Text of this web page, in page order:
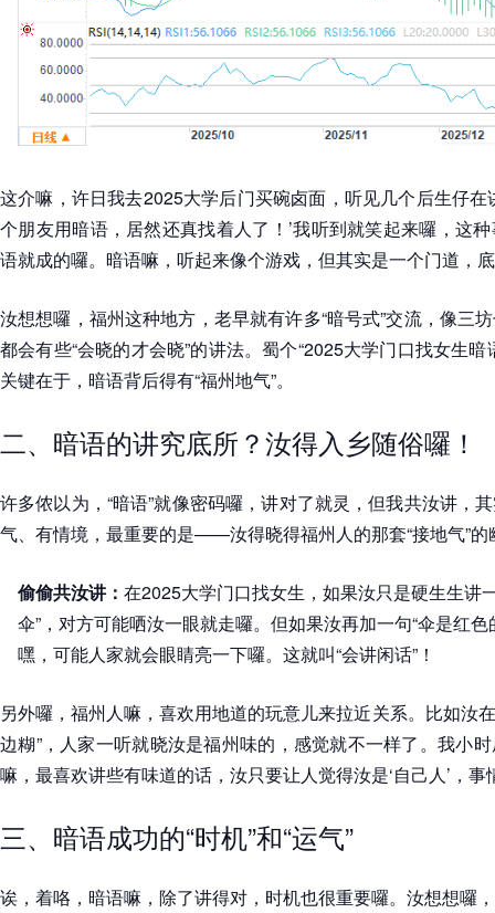
这介嘛，许日我去2025大学后门买碗卤面，听见几个后生仔在
个朋友用暗语，居然还真找着人了！’我听到就笑起来囉，这
语就成的囉。暗语嘛，听起来像个游戏，但其实是一个门道，
汝想想囉，福州这种地方，老早就有许多“暗号式”交流，像三
都会有些“会晓的才会晓”的讲法。蜀个“2025大学门口找女生
关键在于，暗语背后得有“福州地气”。
二、暗语的讲究底所？汝得入乡随俗囉！
许多侬以为，“暗语”就像密码囉，讲对了就灵，但我共汝讲，
气、有情境，最重要的是——汝得晓得福州人的那套“接地气”的
偷偷共汝讲： 在2025大学门口找女生，如果汝只是硬生生讲
伞”，对方可能哂汝一眼就走囉。但如果汝再加一句“伞是红
嘿，可能人家就会眼睛亮一下囉。这就叫“会讲闲话”！
另外囉，福州人嘛，喜欢用地道的玩意儿来拉近关系。比如汝
边糊”，人家一听就晓汝是福州味的，感觉就不一样了。我小
嘛，最喜欢讲些有味道的话，汝只要让人觉得汝是‘自己人’，
三、暗语成功的“时机”和“运气”
诶，着咯，暗语嘛，除了讲得对，时机也很重要囉。汝想想囉